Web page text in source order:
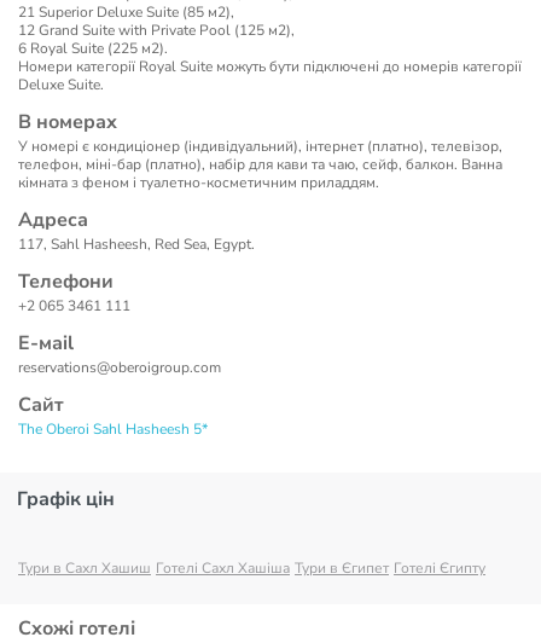
21 Superior Deluxe Suite (85 м2),
12 Grand Suite with Private Pool (125 м2),
6 Royal Suite (225 м2).
Номери категорії Royal Suite можуть бути підключені до номерів категорії
Deluxe Suite.
В номерах
У номері є кондиціонер (індивідуальний), інтернет (платно), телевізор,
телефон, міні-бар (платно), набір для кави та чаю, сейф, балкон. Ванна
кімната з феном і туалетно-косметичним приладдям.
Адреса
117, Sahl Hasheesh, Red Sea, Egypt.
Телефони
+2 065 3461 111
Е-маil
reservations@oberoigroup.com
Сайт
The Oberoi Sahl Hasheesh 5*
Графік цін
Тури в Сахл Хашиш Готелі Сахл Хашіша Тури в Єгипет Готелі Єгипту
Схожі готелі